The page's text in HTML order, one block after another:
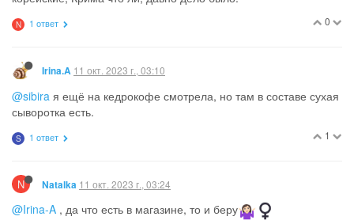
0
N 1 ответ
Irina.A 11 окт. 2023 г., 03:10
@sibira я ещё на кедрокофе смотрела, но там в составе сухая
сыворотка есть.
1
S 1 ответ
N Natalka 11 окт. 2023 г., 03:24
@Irina-A , да что есть в магазине, то и беру